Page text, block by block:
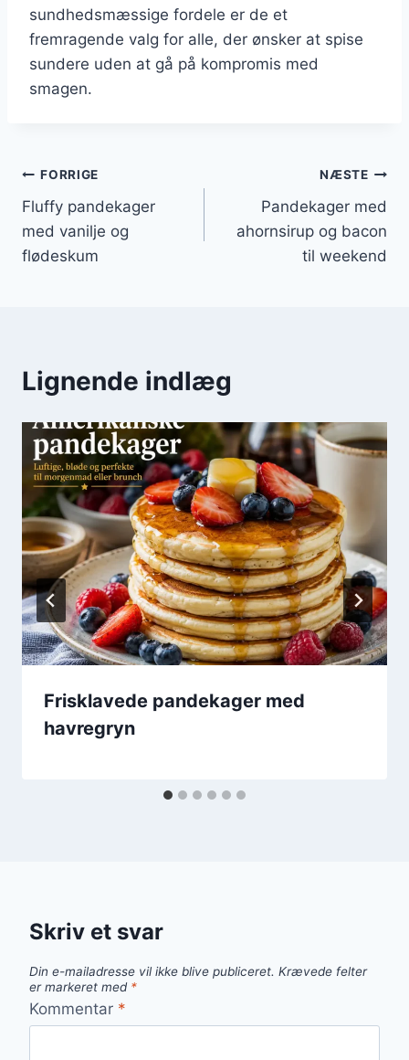
sundhedsmæssige fordele er de et
fremragende valg for alle, der ønsker at spise
sundere uden at gå på kompromis med
smagen.
Indlægsnavigation
FORRIGE
Fluffy pandekager
med vanilje og
flødeskum
NÆSTE
Pandekager med
ahornsirup og bacon
til weekend
Lignende indlæg
Frisklavede pandekager med
havregryn
Skriv et svar
Din e-mailadresse vil ikke blive publiceret. Krævede felter
er markeret med *
Kommentar *